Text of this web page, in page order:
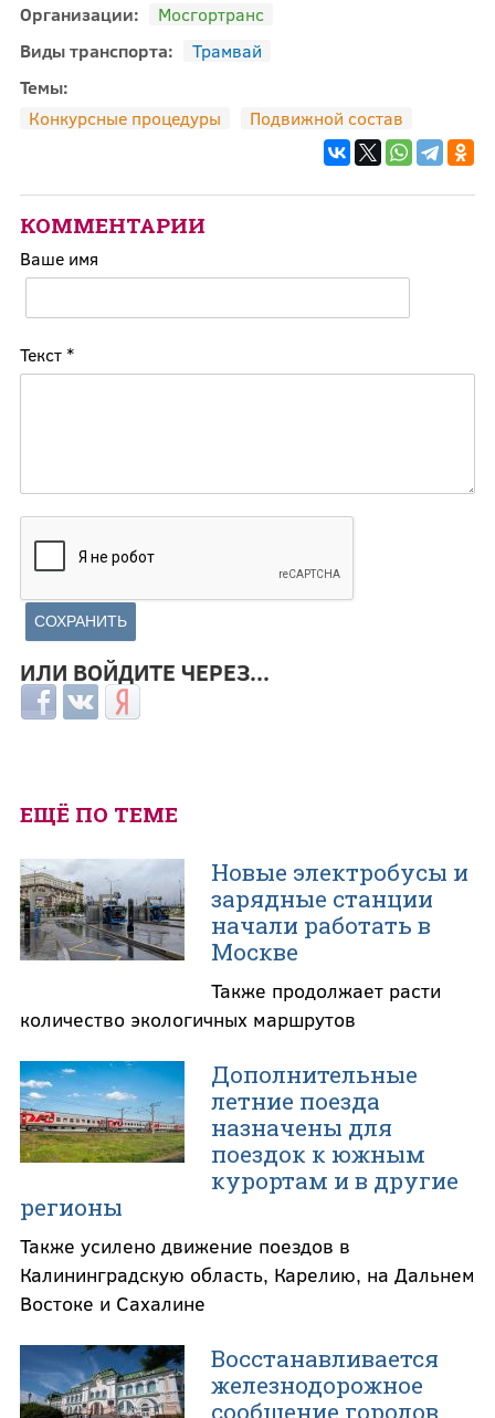
Организации:
Мосгортранс
Виды транспорта:
Трамвай
Темы:
Конкурсные процедуры
Подвижной состав
КОММЕНТАРИИ
Ваше имя
Текст *
ИЛИ ВОЙДИТЕ ЧЕРЕЗ...
Login with Facebook
Login with ВКонтакте
Login with Яндекс
ЕЩЁ ПО ТЕМЕ
Новые электробусы и
зарядные станции
начали работать в
Москве
Также продолжает расти
количество экологичных маршрутов
Дополнительные
летние поезда
назначены для
поездок к южным
курортам и в другие
регионы
Также усилено движение поездов в
Калининградскую область, Карелию, на Дальнем
Востоке и Сахалине
Восстанавливается
железнодорожное
сообщение городов